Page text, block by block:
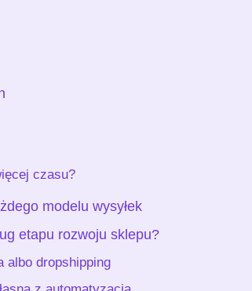
czasu?
modelu wysyłek
etapu rozwoju sklepu?
albo dropshipping